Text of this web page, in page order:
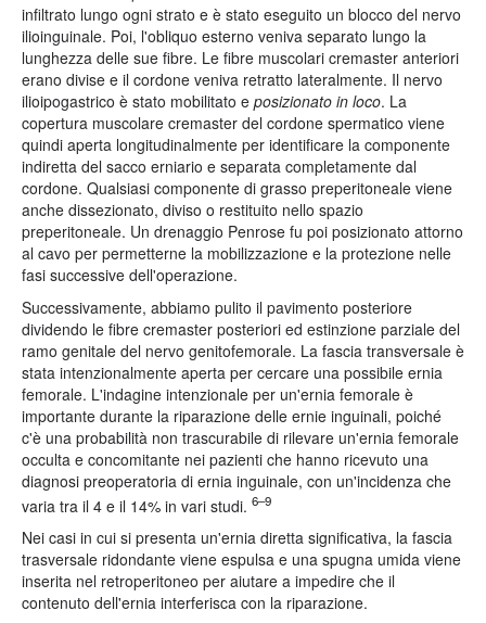
infiltrato lungo ogni strato e è stato eseguito un blocco del nervo
ilioinguinale. Poi, l'obliquo esterno veniva separato lungo la
lunghezza delle sue fibre. Le fibre muscolari cremaster anteriori
erano divise e il cordone veniva retratto lateralmente. Il nervo
ilioipogastrico è stato mobilitato e posizionato in loco. La
copertura muscolare cremaster del cordone spermatico viene
quindi aperta longitudinalmente per identificare la componente
indiretta del sacco erniario e separata completamente dal
cordone. Qualsiasi componente di grasso preperitoneale viene
anche dissezionato, diviso o restituito nello spazio
preperitoneale. Un drenaggio Penrose fu poi posizionato attorno
al cavo per permetterne la mobilizzazione e la protezione nelle
fasi successive dell'operazione.
Successivamente, abbiamo pulito il pavimento posteriore
dividendo le fibre cremaster posteriori ed estinzione parziale del
ramo genitale del nervo genitofemorale. La fascia transversale è
stata intenzionalmente aperta per cercare una possibile ernia
femorale. L'indagine intenzionale per un'ernia femorale è
importante durante la riparazione delle ernie inguinali, poiché
c'è una probabilità non trascurabile di rilevare un'ernia femorale
occulta e concomitante nei pazienti che hanno ricevuto una
diagnosi preoperatoria di ernia inguinale, con un'incidenza che
varia tra il 4 e il 14% in vari studi. 6–9
Nei casi in cui si presenta un'ernia diretta significativa, la fascia
trasversale ridondante viene espulsa e una spugna umida viene
inserita nel retroperitoneo per aiutare a impedire che il
contenuto dell'ernia interferisca con la riparazione.